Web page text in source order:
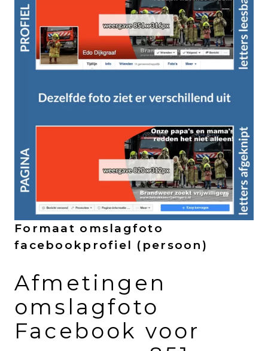
Formaat omslagfoto
facebookprofiel (persoon)
Afmetingen
omslagfoto
Facebook voor